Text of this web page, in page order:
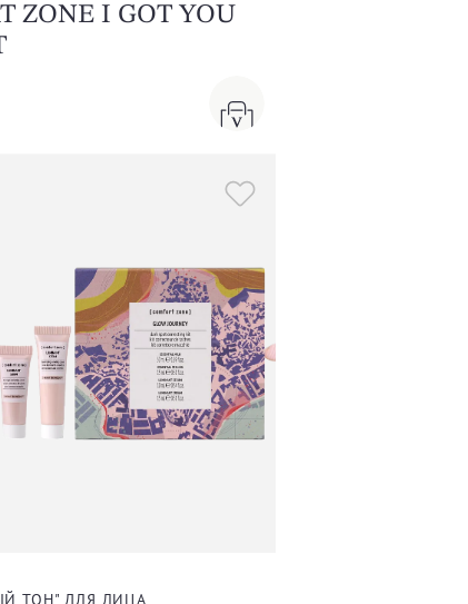
ZONE I GOT YOU
ТОН" ДЛЯ ЛИЦА